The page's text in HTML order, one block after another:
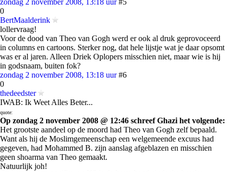
zondag 2 november 2008, 13:18 uur #5
0
BertMaalderink
lollervraag!
Voor de dood van Theo van Gogh werd er ook al druk geprovoceerd
in columns en cartoons. Sterker nog, dat hele lijstje wat je daar opsomt
was er al jaren. Alleen Driek Oplopers misschien niet, maar wie is hij
in godsnaam, buiten fok?
zondag 2 november 2008, 13:18 uur #6
0
thedeedster
IWAB: Ik Weet Alles Beter...
quote:
Op zondag 2 november 2008 @ 12:46 schreef Ghazi het volgende:
Het grootste aandeel op de moord had Theo van Gogh zelf bepaald.
Want als hij de Moslimgemeenschap een welgemeende excuus had
gegeven, had Mohammed B. zijn aanslag afgeblazen en misschien
geen shoarma van Theo gemaakt.
Natuurlijk joh!